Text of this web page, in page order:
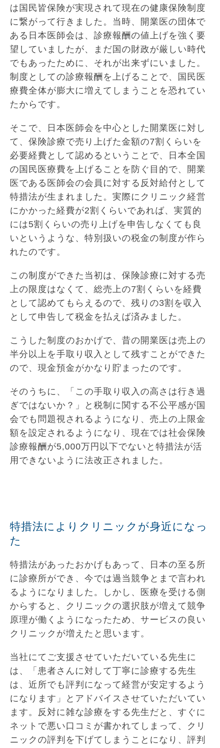
は国民皆保険が実現されて現在の健康保険制度
に繋がって行きました。当時、開業医の団体で
ある日本医師会は、診療報酬の値上げを強く要
望していましたが、まだ国の財政が厳しい時代
でもあったために、それが出来ずにいました。
制度としての診療報酬を上げることで、国民医
療費全体が膨大に増えてしまうことを恐れてい
たからです。
そこで、日本医師会を中心とした開業医に対し
て、保険診療で売り上げた金額の7割くらいを
必要経費として認めるということで、日本全国
の国民医療費を上げることを防ぐ目的で、開業
医である医師会の会員に対する反対給付として
特措法が生まれました。実際にクリニック経営
にかかった経費が2割くらいであれば、実質的
には5割くらいの売り上げを申告しなくても良
いというような、特別扱いの税金の制度が作ら
れたのです。
この制度ができた当初は、保険診療に対する売
上の限度はなくて、総売上の7割くらいを経費
として認めてもらえるので、残りの3割を収入
として申告して税金を払えば済みました。
こうした制度のおかげで、昔の開業医は売上の
半分以上を手取り収入として残すことができた
ので、現金預金がかなり貯まったのです。
そのうちに、「この手取り収入の高さは行き過
ぎではないか？」と税制に関する不公平感が国
会でも問題視されるようになり、売上の上限金
額を設定されるようになり、現在では社会保険
診療報酬が5,000万円以下でないと特措法が活
用できないように法改正されました。
特措法によりクリニックが身近になっ
た
特措法があったおかげもあって、日本の至る所
に診療所ができ、今では過当競争とまで言われ
るようになりました。しかし、医療を受ける側
からすると、クリニックの選択肢が増えて競争
原理が働くようになったため、サービスの良い
クリニックが増えたと思います。
当社にてご支援させていただいている先生に
は、「患者さんに対して丁寧に診療する先生
は、近所でも評判になって経営が安定するよう
になります」とアドバイスさせていただいてい
ます。反対に雑な診療をする先生だと、すぐに
ネットで悪い口コミが書かれてしまって、クリ
ニックの評判を下げてしまうことになり、評判